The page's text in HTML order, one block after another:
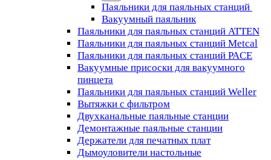
Паяльники для паяльных станций
Вакуумный паяльник
Паяльники для паяльных станций ATTEN
Паяльники для паяльных станций Metcal
Паяльники для паяльных станций PACE
Вакуумные присоски для вакуумного
пинцета
Паяльники для паяльных станций Weller
Вытяжки с фильтром
Двухканальные паяльные станции
Демонтажные паяльные станции
Держатели для печатных плат
Дымоуловители настольные